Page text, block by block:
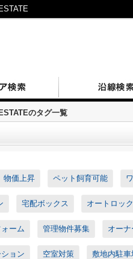
のタグ一覧
物価上昇 ペット飼育可能
宅配ボックス オートロック
ォーム 管理物件募集 オー
ョン 空室対策 敷地内駐車